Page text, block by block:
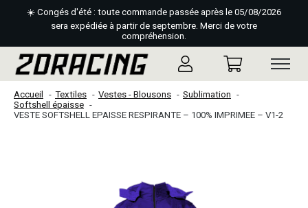
☀️ Congés d'été : toute commande passée après le 05/08/2026
sera expédiée à partir de septembre. Merci de votre
compréhension.
Accueil Textiles Vestes - Blousons
Sublimation
Softshell épaisse
VESTE SOFTSHELL EPAISSE RESPIRANTE – 100% IMPRIMEE – V1-2